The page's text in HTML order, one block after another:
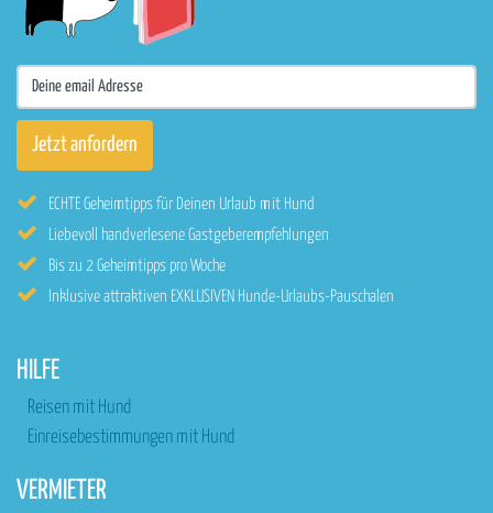
ECHTE Geheimtipps für Deinen Urlaub mit Hund
Liebevoll handverlesene Gastgeberempfehlungen
Bis zu 2 Geheimtipps pro Woche
Inklusive attraktiven EXKLUSIVEN Hunde-Urlaubs-Pauschalen
HILFE
Reisen mit Hund
Einreisebestimmungen mit Hund
VERMIETER